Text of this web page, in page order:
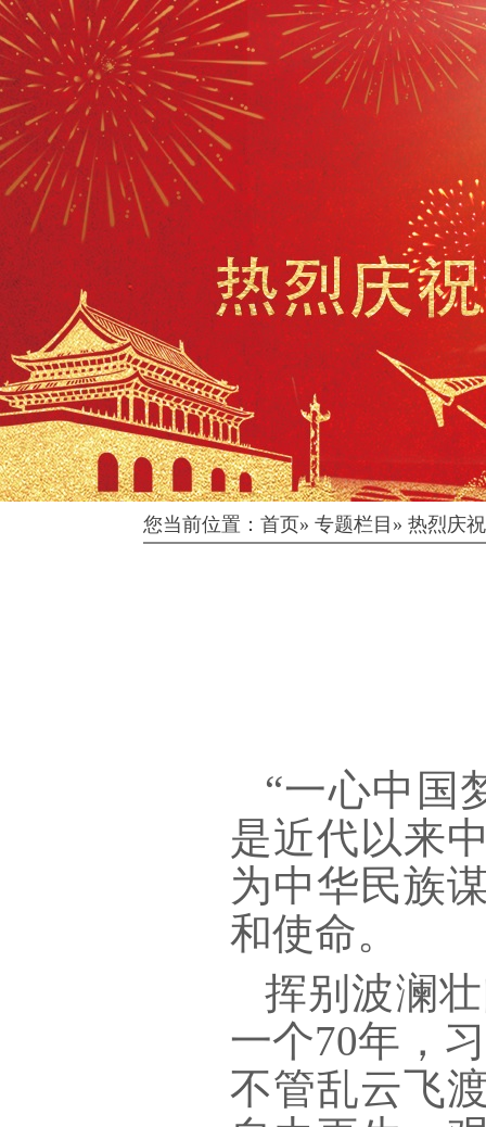
您当前位置： 首页» 专题栏目 » 热烈庆
“一心中国
是近代以来
为中华民族
和使命。
挥别波澜
一个70年，
不管乱云飞